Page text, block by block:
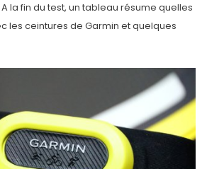
la fin du test, un tableau résume quelles
les ceintures de Garmin et quelques